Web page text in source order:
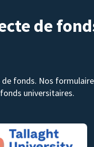
de
fonds. Nos
universitaires.